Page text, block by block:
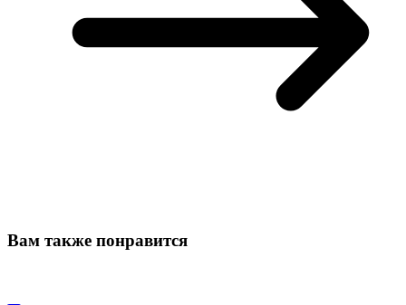
Вам также понравится